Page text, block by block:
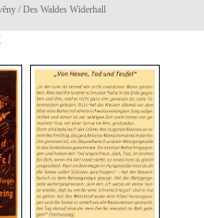
/ Des Waldes Widerhall